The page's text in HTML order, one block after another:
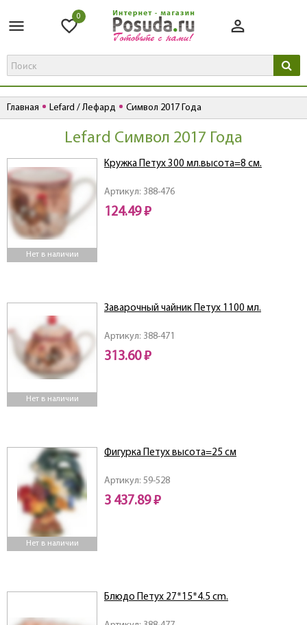
0
Главная Lefard / Лефард Символ 2017 Года
Lefard Символ 2017 Года
Нет в наличии
Артикул: 388-476
Кружка Петух 300 мл.высота=8 см.
124.49 ₽
Нет в наличии
Артикул: 388-471
Заварочный чайник Петух 1100 мл.
313.60 ₽
Нет в наличии
Артикул: 59-528
Фигурка Петух высота=25 см
3 437.89 ₽
Блюдо Петух 27*15*4.5 cm.